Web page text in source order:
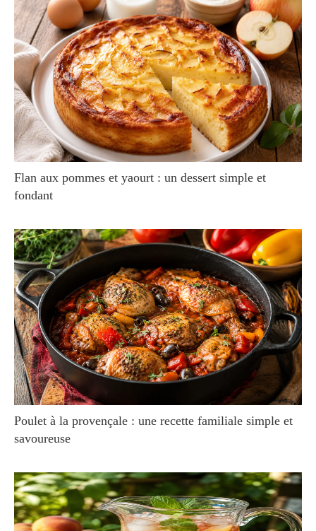
Flan aux pommes et yaourt : un dessert simple et
fondant
Poulet à la provençale : une recette familiale simple et
savoureuse